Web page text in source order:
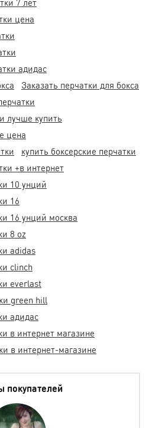
7 лет
цена
адидас
Заказать перчатки для бокса
лучше купить
цена
купить боксерские перчатки
+в интернет
10 унций
16
16 унций москва
8 oz
adidas
clinch
everlast
green hill
адидас
в интернет магазине
в интернет-магазине
покупателей